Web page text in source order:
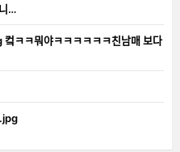
컼ㅋㅋ뭐야ㅋㅋㅋㅋㅋㅋ친남매 보다